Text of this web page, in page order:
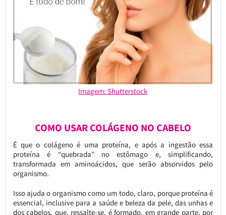
Imagem: Shutterstock
COMO USAR COLÁGENO NO CABELO
É que o colágeno é uma proteína, e após a ingestão essa
proteína é “quebrada” no estômago e, simplificando,
transformada em aminoácidos, que serão absorvidos pelo
organismo.
Isso ajuda o organismo como um todo, claro, porque proteína é
essencial, inclusive para a saúde e beleza da pele, das unhas e
dos cabelos, que, ressalte-se, é formado, em grande parte, por